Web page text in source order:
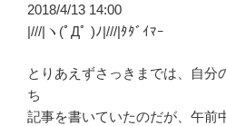
2018/4/13 14:00
|///|ヽ(ﾟДﾟ )ﾉ|///|ﾀﾀﾞｲﾏｰ
とりあえずさっきまでは、自分
ち
記事を書いていたのだが、午前